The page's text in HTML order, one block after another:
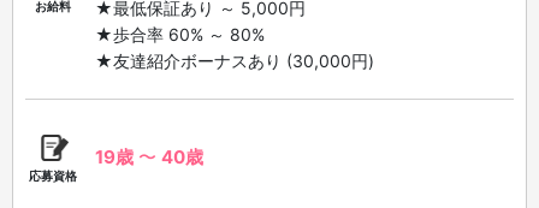
お給料
★最低保証あり ～ 5,000円
★歩合率 60% ～ 80%
★友達紹介ボーナスあり (30,000円)
応募資格
19歳〜 40歳